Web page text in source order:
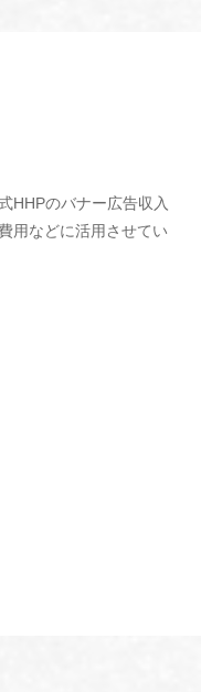
HHPのバナー広告収入
用などに活用させてい